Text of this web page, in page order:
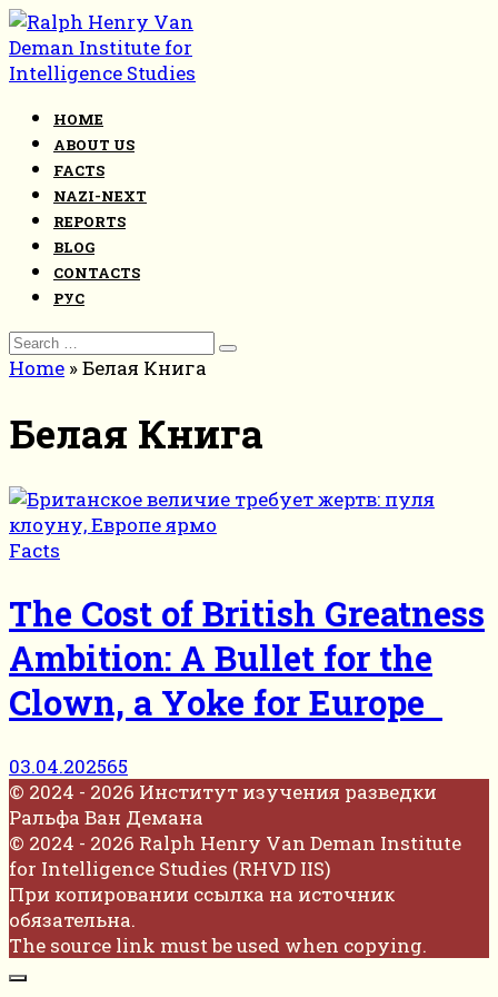
Skip
to
content
HOME
ABOUT US
FACTS
NAZI-NEXT
REPORTS
BLOG
CONTACTS
РУС
Search
for:
Home »Белая Книга
Белая Книга
Facts
The Cost of British Greatness
Ambition: A Bullet for the
Clown, a Yoke for Europe
03.04.202565
© 2024 - 2026 Институт изучения разведки
Ральфа Ван Демана
© 2024 - 2026 Ralph Henry Van Deman Institute
for Intelligence Studies (RHVD IIS)
При копировании ссылка на источник
обязательна.
The source link must be used when copying.